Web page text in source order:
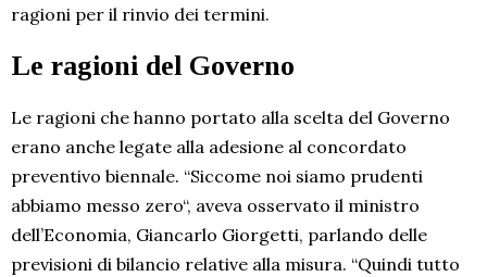
ragioni per il rinvio dei termini.
Le ragioni del Governo
Le ragioni che hanno portato alla scelta del Governo
erano anche legate alla adesione al concordato
preventivo biennale. “Siccome noi siamo prudenti
abbiamo messo zero“, aveva osservato il ministro
dell’Economia, Giancarlo Giorgetti, parlando delle
previsioni di bilancio relative alla misura. “Quindi tutto